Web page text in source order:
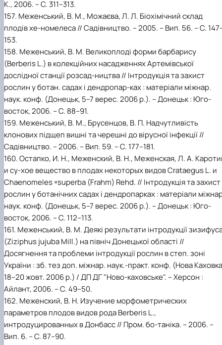
К., 2006. – С. 311–313.
157. Меженський, В. М., Можаєва, Л. Л. Біохімічний склад
плодів хе-номелеса // Садівництво. – 2005. – Вип. 56. – С.
153.
158. Меженський, В. М. Великоплоді форми барбарису
(Berberis L.) в колекційних насадженнях Артемівської
дослідної станції розсад-ництва // Інтродукція та захист
рослин у ботан. садах і дендропар-ках : матеріали міжнар.
наук. конф. (Донецьк, 5–7 верес. 2006 р.). – Донецьк : Юго-
восток, 2006. – С. 88–91.
159. Меженський, В. М., Брусенцов, В. П. Надчутливість
клонових підщеп вишні та черешні до вірусної інфекції //
Садівництво. – 2006. – Вип. 59. – C. 177–181.
160. Остапко, И. Н., Меженский, В. Н., Меженская, Л. А.
и су-хое вещество в плодах некоторых видов Crataegus L. и
Chaenomeles ×superba (Frahm) Rehd. // Інтродукція та захист
рослин у ботанічних садах і дендропарках : матеріали
наук. конф. (Донецьк, 5–7 верес. 2006 р.). – Донецьк : Юго-
восток, 2006. – С. 112–113.
161. Меженський, В. М. Деякі результати інтродукції
(Ziziphus jujuba Mill.) на північ Донецької області //
Досягнення та проблеми інтродукції рослин в степ. зоні
України : зб. тез доп. міжнар. наук.-практ. конф. (Нова
18–20 жовт. 2006 р.) / ДП ДГ "Ново-каховське". – Херсон :
Айлант, 2006. – С. 49–50.
162. Меженский, В. Н. Изучение морфометрических
параметров плодов видов рода Berberis L.,
интродуцированных в Донбасс // Пром. бо-таніка. – 2006. –
Вип. 6. – С. 87–90.